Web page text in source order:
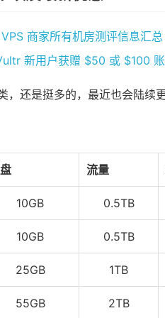
商家所有机房测评信息汇
新用户获赠 $50 或 $100
，还是挺多的，最近也会陆续更
流量
10GB 0.5TB
10GB 0.5TB
25GB 1TB
55GB 2TB